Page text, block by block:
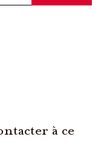
à ce